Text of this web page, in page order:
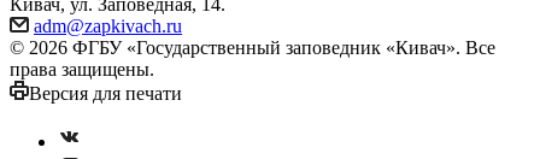
adm@zapkivach.ru
© 2026 ФГБУ «Государственный заповедник «Кивач». Все
права защищены.
Версия для печати